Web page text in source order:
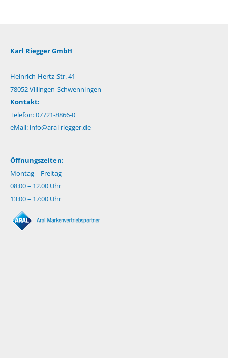
Karl Riegger GmbH
Heinrich-Hertz-Str. 41
78052 Villingen-Schwenningen
Kontakt:
Telefon: 07721-8866-0
eMail: info@aral-riegger.de
Öffnungszeiten:
Montag – Freitag
08:00 – 12.00 Uhr
13:00 – 17:00 Uhr